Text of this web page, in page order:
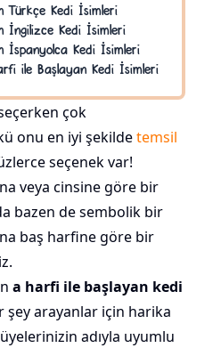
Türkçe Kedi İsimleri
İngilizce Kedi İsimleri
İspanyolca Kedi İsimleri
ile Başlayan Kedi İsimleri
çok
onu en iyi şekildetemsil
seçenek var!
veya cinsine göre bir
bazen de sembolik bir
baş harfine göre bir
a harfi ile başlayan kedi
şey arayanlar için harika
adıyla uyumlu